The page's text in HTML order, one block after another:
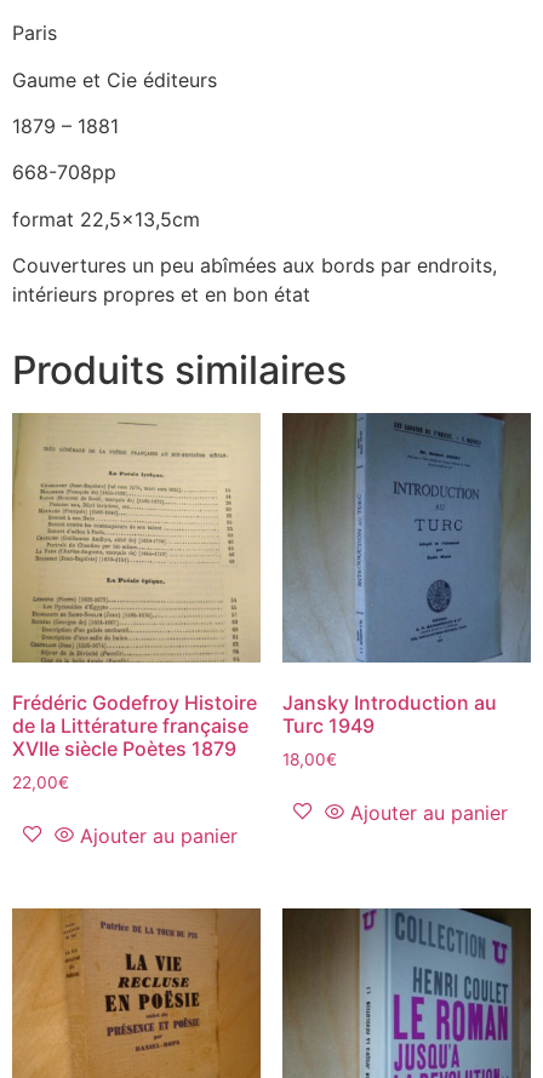
Paris
Gaume et Cie éditeurs
1879 – 1881
668-708pp
format 22,5×13,5cm
Couvertures un peu abîmées aux bords par endroits,
intérieurs propres et en bon état
Produits similaires
Frédéric Godefroy Histoire
de la Littérature française
XVIIe siècle Poètes 1879
22,00€
Ajouter au panier
Jansky Introduction au
Turc 1949
18,00€
Ajouter au panier